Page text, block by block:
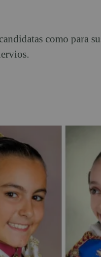
como para